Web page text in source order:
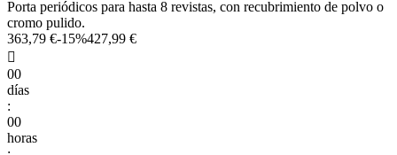
Porta periódicos para hasta 8 revistas, con recubrimiento de polvo o
cromo pulido.
363,79 €-15%427,99 €

00
días
:
00
horas